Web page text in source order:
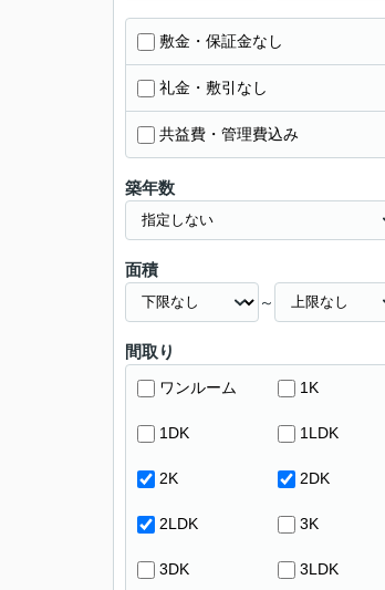
敷金・保証金なし
礼金・敷引なし
共益費・管理費込み
築年数
面積
～
間取り
ワンルーム 1K
1DK 1LDK
2K 2DK
2LDK 3K
3DK 3LDK